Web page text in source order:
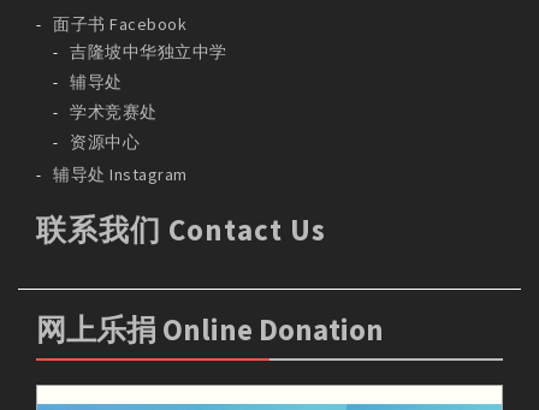
面子书 Facebook
吉隆坡中华独立中学
辅导处
学术竞赛处
资源中心
辅导处 Instagram
联系我们 Contact Us
网上乐捐 Online Donation